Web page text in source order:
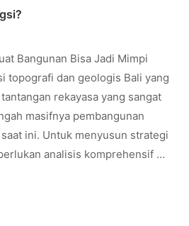
Bangunan Bisa Jadi Mimpi
topografi dan geologis Bali yang
rekayasa yang sangat
masifnya pembangunan
ini. Untuk menyusun strategi
analisis komprehensif …